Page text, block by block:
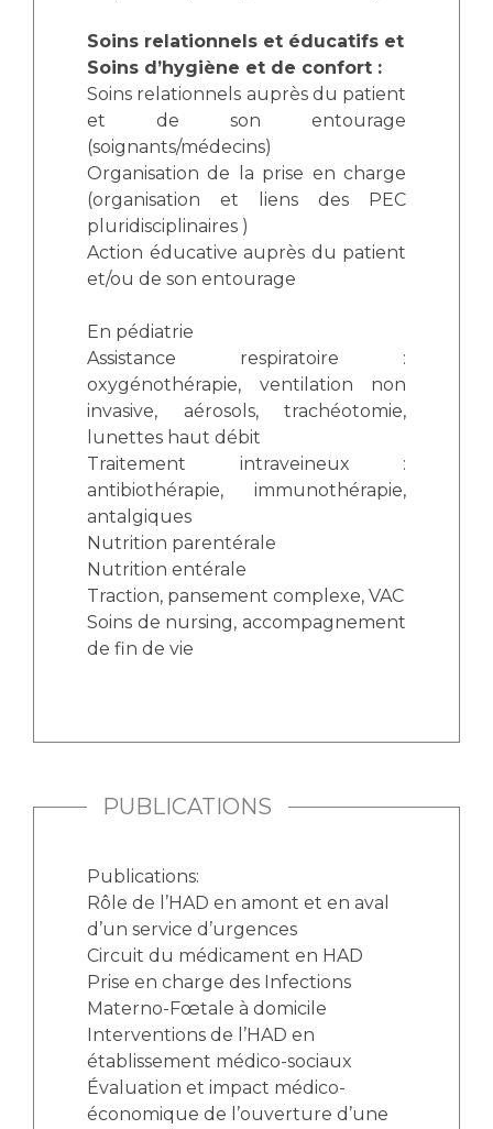
Soins relationnels et éducatifs et
Soins d’hygiène et de confort :
Soins relationnels auprès du patient
et de son entourage
(soignants/médecins)
Organisation de la prise en charge
(organisation et liens des PEC
pluridisciplinaires )
Action éducative auprès du patient
et/ou de son entourage
En pédiatrie
Assistance respiratoire :
oxygénothérapie, ventilation non
invasive, aérosols, trachéotomie,
lunettes haut débit
Traitement intraveineux :
antibiothérapie, immunothérapie,
antalgiques
Nutrition parentérale
Nutrition entérale
Traction, pansement complexe, VAC
Soins de nursing, accompagnement
de fin de vie
PUBLICATIONS
Publications:
Rôle de l’HAD en amont et en aval
d’un service d’urgences
Circuit du médicament en HAD
Prise en charge des Infections
Materno-Fœtale à domicile
Interventions de l’HAD en
établissement médico-sociaux
Évaluation et impact médico-
économique de l’ouverture d’une